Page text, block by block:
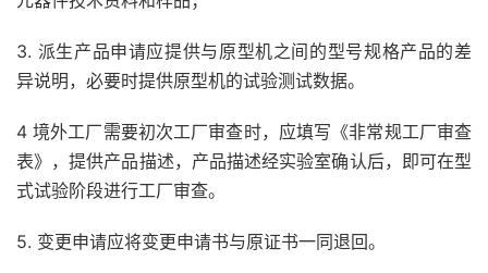
3. 派生产品申请应提供与原型机之间的型号规格产品的差
异说明，必要时提供原型机的试验测试数据。
4 境外工厂需要初次工厂审查时，应填写《非常规工厂审查
表》，提供产品描述，产品描述经实验室确认后，即可在型
式试验阶段进行工厂审查。
5. 变更申请应将变更申请书与原证书一同退回。